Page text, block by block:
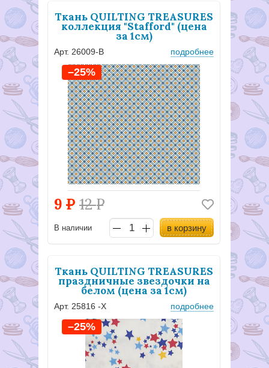
Ткань QUILTING TREASURES
коллекция "Stafford" (цена
за 1см)
Арт. 26009-B подробнее
9 Р 12Р
–25%
В наличии в корзину
Ткань QUILTING TREASURES
праздничные звездочки на
белом (цена за 1см)
Арт. 25816 -Х подробнее
–25%